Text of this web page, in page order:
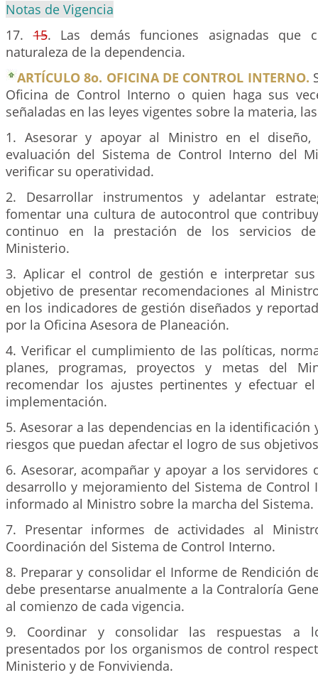
Notas de Vigencia
17.15. Las demás funciones asignadas que
naturaleza de la dependencia.
ARTÍCULO 8o. OFICINA DE CONTROL INTERNO.
Oficina de Control Interno o quien haga sus
señaladas en las leyes vigentes sobre la materia,
1. Asesorar y apoyar al Ministro en el diseño,
evaluación del Sistema de Control Interno del
verificar su operatividad.
2. Desarrollar instrumentos y adelantar
fomentar una cultura de autocontrol que
continuo en la prestación de los servicios
Ministerio.
3. Aplicar el control de gestión e interpretar
objetivo de presentar recomendaciones al
en los indicadores de gestión diseñados y
por la Oficina Asesora de Planeación.
4. Verificar el cumplimiento de las políticas,
planes, programas, proyectos y metas del
recomendar los ajustes pertinentes y efectuar
implementación.
5. Asesorar a las dependencias en la identificación
riesgos que puedan afectar el logro de sus
6. Asesorar, acompañar y apoyar a los servidores
desarrollo y mejoramiento del Sistema de Control
informado al Ministro sobre la marcha del Sistema.
7. Presentar informes de actividades al
Coordinación del Sistema de Control Interno.
8. Preparar y consolidar el Informe de Rendición
debe presentarse anualmente a la Contraloría
al comienzo de cada vigencia.
9. Coordinar y consolidar las respuestas a
presentados por los organismos de control
Ministerio y de Fonvivienda.